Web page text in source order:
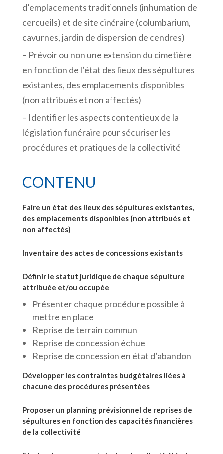
d’emplacements traditionnels (inhumation de
cercueils) et de site cinéraire (columbarium,
cavurnes, jardin de dispersion de cendres)
– Prévoir ou non une extension du cimetière
en fonction de l’état des lieux des sépultures
existantes, des emplacements disponibles
(non attribués et non affectés)
– Identifier les aspects contentieux de la
législation funéraire pour sécuriser les
procédures et pratiques de la collectivité
CONTENU
Faire un état des lieux des sépultures existantes,
des emplacements disponibles (non attribués et
non affectés)
Inventaire des actes de concessions existants
Définir le statut juridique de chaque sépulture
attribuée et/ou occupée
Présenter chaque procédure possible à
mettre en place
Reprise de terrain commun
Reprise de concession échue
Reprise de concession en état d’abandon
Développer les contraintes budgétaires liées à
chacune des procédures présentées
Proposer un planning prévisionnel de reprises de
sépultures en fonction des capacités financières
de la collectivité